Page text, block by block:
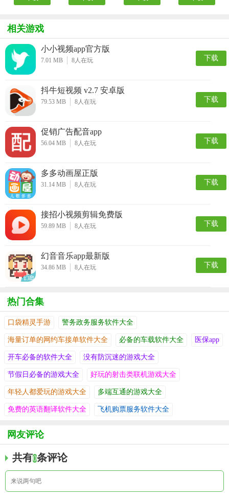
相关游戏
小小视频app官方版
7.01 MB 8人在玩 下载
抖牛短视频 v2.7 安卓版
79.53 MB 8人在玩 下载
促销广告配音app
56.04 MB 8人在玩 下载
多多动画屋正版
31.14 MB 8人在玩 下载
接招小视频剪辑免费版
59.89 MB 8人在玩 下载
幻音音乐app最新版
34.86 MB 8人在玩 下载
热门合集
口袋精灵手游 警务政务服务软件大全
海量订单的网约车接单软件大全 必备的车载软件大全 医保app
开车必备的软件大全 没有防沉迷的游戏大全
节假日必备的游戏大全 好玩的射击类联机游戏大全
年轻人都爱玩的游戏大全 多端互通的游戏大全
免费的英语翻译软件大全 飞机购票服务软件大全
网友评论
共有0条评论